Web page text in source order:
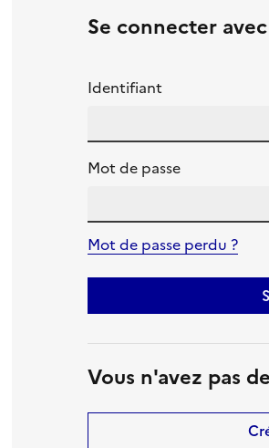
Se connecter
Identifiant
Mot de passe
Mot de passe perdu ?
Vous n'avez pas